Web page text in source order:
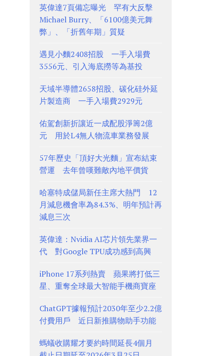
英偉達7頁備忘曝光 罕有大反擊
Michael Burry、「6100億美元舞
弊」、「折舊年期」質疑
遇見小麵2408招股 一手入場費
3556元、引入海底撈等為基投
天域半導體2658招股、碳化硅外延
片製造商 一手入場費2929元
佑駕創新折讓近一成配股淨籌2億
元 用於L4無人物流車業務發展
57年歷史「頂好大光麵」宣布結束
營運 去年曾嘆難敵內地平價貨
哈塞特成儲局新任主席大熱門 12
月減息機會率為84.3%、明年預計再
減息三次
英偉達：Nvidia AI芯片領先業界一
代 對Google TPU成功感到高興
iPhone 17系列熱賣 蘋果將打低三
星、重奪全球最大智能手機商寶座
ChatGPT據報預計2030年至少2.2億
付費用戶 近日新推購物助手功能
螞蟻收購耀才要約時間延長4個月